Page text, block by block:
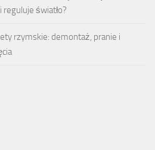
światło?
rzymskie: demontaż, pranie i